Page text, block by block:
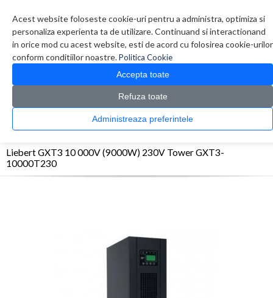
Acest website foloseste cookie-uri pentru a administra, optimiza si
personaliza experienta ta de utilizare. Continuand si interactionand
in orice mod cu acest website, esti de acord cu folosirea cookie-urilor
conform conditiilor noastre.Politica Cookie
Accepta toate
Refuza toate
Administreaza preferintele
0 produs(e)
CATALOG PRODUSE
UPS - Protectie > UPS > Liebert GXT3 10 000V (9000W) 230V Tower
Liebert GXT3 10 000V (9000W) 230V Tower GXT3-
10000T230